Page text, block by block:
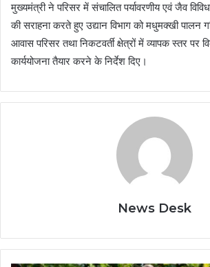
मुख्यमंत्री ने परिसर में संचालित पर्यावरणीय एवं जैव
की सराहना करते हुए उद्यान विभाग को मधुमक्खी पालन
आवास परिसर तथा निकटवर्ती क्षेत्रों में व्यापक स्तर पर
कार्ययोजना तैयार करने के निर्देश दिए।
News Desk